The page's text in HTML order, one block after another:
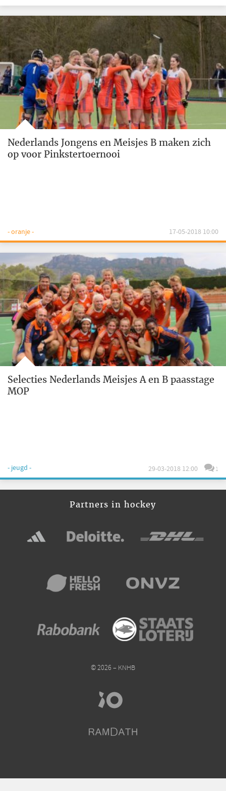
Nederlands Jongens en Meisjes B maken zich
op voor Pinkstertoernooi
- oranje - 17-05-2018 10:00
Selecties Nederlands Meisjes A en B paasstage
MOP
- jeugd - 29-03-2018 12:00 1
Partners in hockey
© 2026 – KNHB